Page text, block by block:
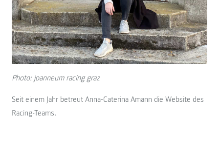
Photo: joanneum racing graz
Seit einem Jahr betreut Anna-Caterina Amann die Website des
Racing-Teams.